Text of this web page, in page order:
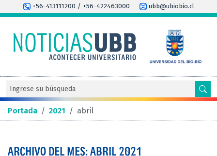
+56-413111200 / +56-422463000 ubb@ubiobio.cl
Portada / 2021 / abril
ARCHIVO DEL MES: ABRIL 2021